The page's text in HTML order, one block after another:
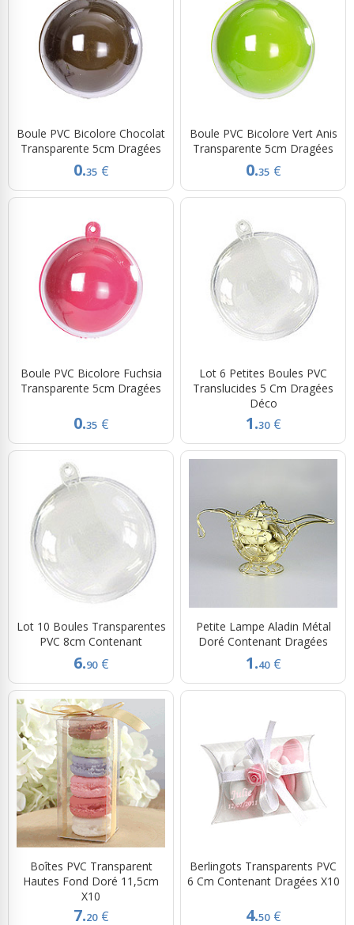
Boule PVC Bicolore Chocolat
Transparente 5cm Dragées
0.35 €
Boule PVC Bicolore Vert Anis
Transparente 5cm Dragées
0.35 €
Boule PVC Bicolore Fuchsia
Transparente 5cm Dragées
0.35 €
Lot 6 Petites Boules PVC
Translucides 5 Cm Dragées
Déco
1.30 €
Lot 10 Boules Transparentes
PVC 8cm Contenant
6.90 €
Petite Lampe Aladin Métal
Doré Contenant Dragées
1.40 €
Boîtes PVC Transparent
Hautes Fond Doré 11,5cm
X10
7.20 €
Berlingots Transparents PVC
6 Cm Contenant Dragées X10
4.50 €